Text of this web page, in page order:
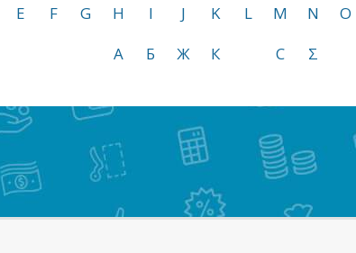
E F G H I J K L M N O
А
Б Ж К С Σ